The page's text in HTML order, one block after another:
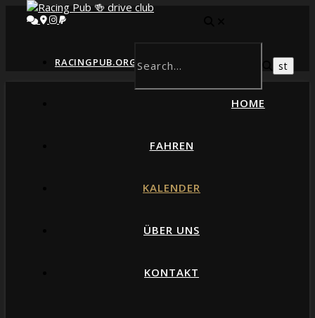
RACINGPUB.ORG // DRIVE-CLUB
HOME
FAHREN
KALENDER
ÜBER UNS
KONTAKT